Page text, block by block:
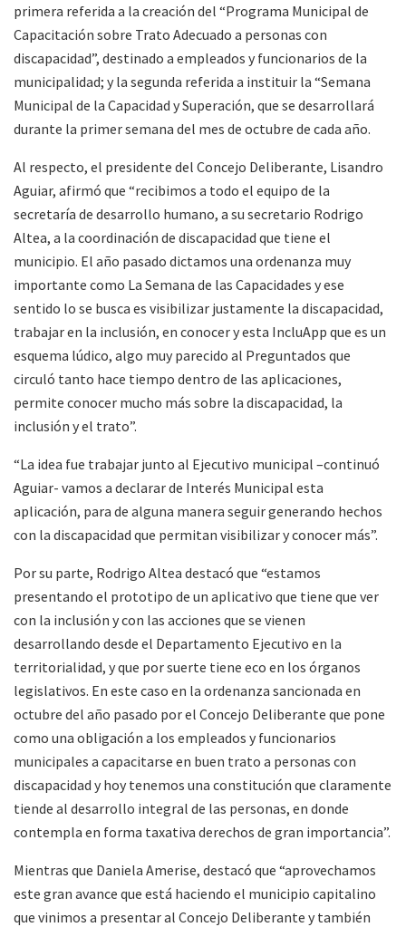
primera referida a la creación del “Programa Municipal de
Capacitación sobre Trato Adecuado a personas con
discapacidad”, destinado a empleados y funcionarios de la
municipalidad; y la segunda referida a instituir la “Semana
Municipal de la Capacidad y Superación, que se desarrollará
durante la primer semana del mes de octubre de cada año.
Al respecto, el presidente del Concejo Deliberante, Lisandro
Aguiar, afirmó que “recibimos a todo el equipo de la
secretaría de desarrollo humano, a su secretario Rodrigo
Altea, a la coordinación de discapacidad que tiene el
municipio. El año pasado dictamos una ordenanza muy
importante como La Semana de las Capacidades y ese
sentido lo se busca es visibilizar justamente la discapacidad,
trabajar en la inclusión, en conocer y esta IncluApp que es un
esquema lúdico, algo muy parecido al Preguntados que
circuló tanto hace tiempo dentro de las aplicaciones,
permite conocer mucho más sobre la discapacidad, la
inclusión y el trato”.
“La idea fue trabajar junto al Ejecutivo municipal –continuó
Aguiar- vamos a declarar de Interés Municipal esta
aplicación, para de alguna manera seguir generando hechos
con la discapacidad que permitan visibilizar y conocer más”.
Por su parte, Rodrigo Altea destacó que “estamos
presentando el prototipo de un aplicativo que tiene que ver
con la inclusión y con las acciones que se vienen
desarrollando desde el Departamento Ejecutivo en la
territorialidad, y que por suerte tiene eco en los órganos
legislativos. En este caso en la ordenanza sancionada en
octubre del año pasado por el Concejo Deliberante que pone
como una obligación a los empleados y funcionarios
municipales a capacitarse en buen trato a personas con
discapacidad y hoy tenemos una constitución que claramente
tiende al desarrollo integral de las personas, en donde
contempla en forma taxativa derechos de gran importancia”.
Mientras que Daniela Amerise, destacó que “aprovechamos
este gran avance que está haciendo el municipio capitalino
que vinimos a presentar al Concejo Deliberante y también